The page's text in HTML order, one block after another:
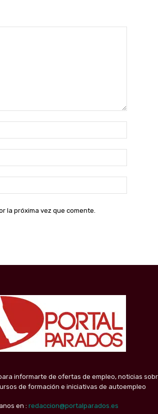
web:
la próxima vez que comente.
informarte de ofertas de empleo, noticias
de formación e iniciativas de autoempleo
en : redaccion@portalparados.es